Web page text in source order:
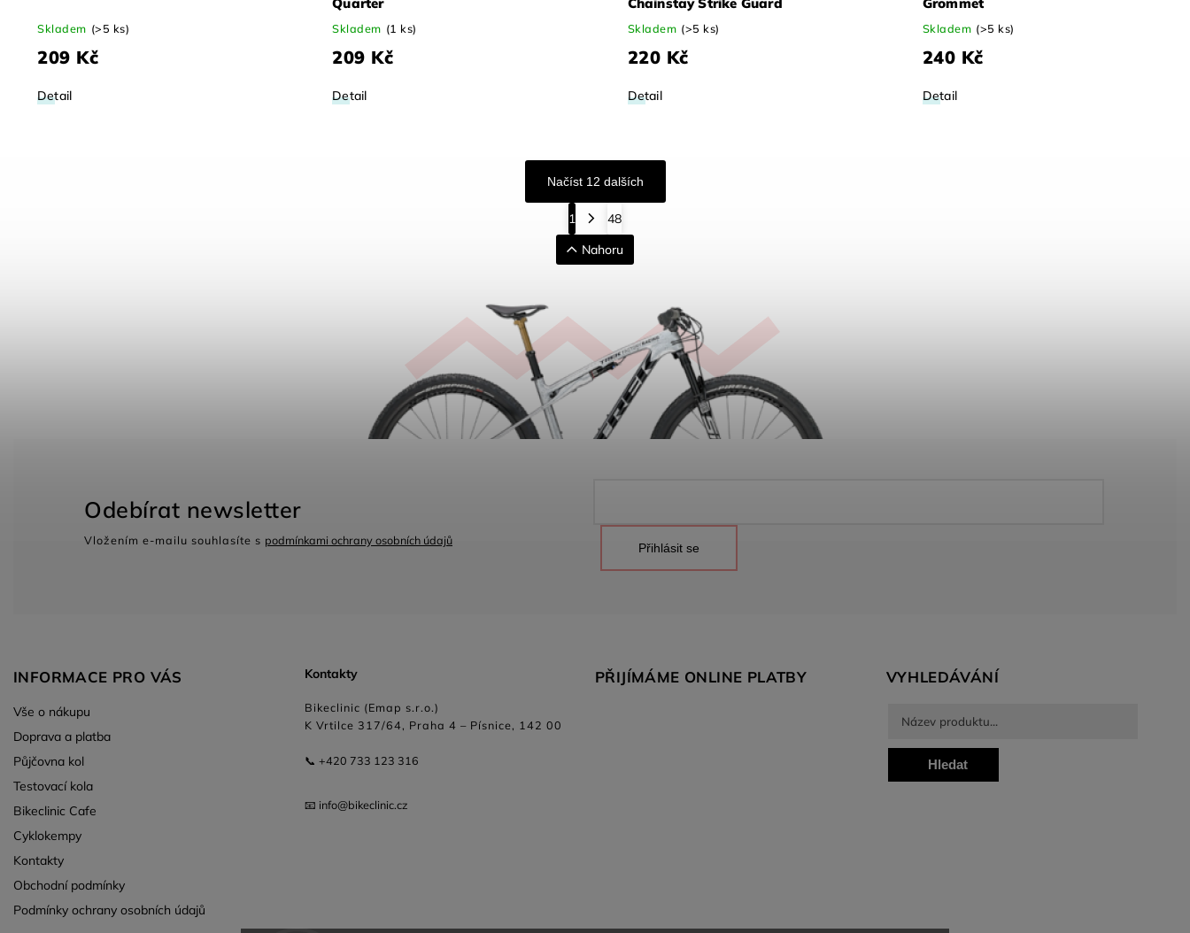
Skladem (>5 ks)
209 Kč
Detail
Skladem (1 ks)
209 Kč
Detail
Skladem (>5 ks)
220 Kč
Detail
Skladem (>5 ks)
240 Kč
Detail
Načíst 12 dalších
1
48
Nahoru
INFORMACE PRO VÁS
Vše o nákupu
Doprava a platba
Půjčovna kol
Testovací kola
Bikeclinic Cafe
Cyklokempy
Kontakty
Obchodní podmínky
Podmínky ochrany osobních údajů
Kontakty
Bikeclinic (Emap s.r.o.)
K Vrtilce 317/64, Praha 4 – Písnice, 142 00
📞 +420 733 123 316
📧 info@bikeclinic.cz
Odebírat newsletter
Vložením e-mailu souhlasíte s podmínkami ochrany osobních údajů
Přihlásit se
PŘIJÍMÁME ONLINE PLATBY VYHLEDÁVÁNÍ
Hledat